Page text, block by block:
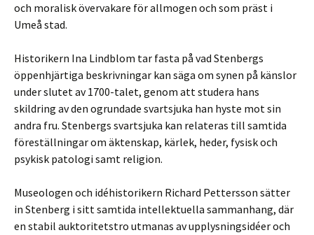
och moralisk övervakare för allmogen och som präst i
Umeå stad.
Historikern Ina Lindblom tar fasta på vad Stenbergs
öppenhjärtiga beskrivningar kan säga om synen på känslor
under slutet av 1700-talet, genom att studera hans
skildring av den ogrundade svartsjuka han hyste mot sin
andra fru. Stenbergs svartsjuka kan relateras till samtida
föreställningar om äktenskap, kärlek, heder, fysisk och
psykisk patologi samt religion.
Museologen och idéhistorikern Richard Pettersson sätter
in Stenberg i sitt samtida intellektuella sammanhang, där
en stabil auktoritetstro utmanas av upplysningsidéer och